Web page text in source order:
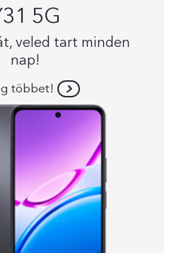
5G
veled tart minden
nap!
többet!